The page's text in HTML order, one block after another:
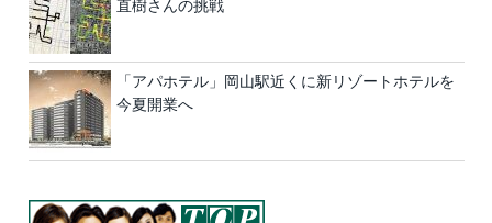
直樹さんの挑戦
「アパホテル」岡山駅近くに新リゾートホテルを
今夏開業へ